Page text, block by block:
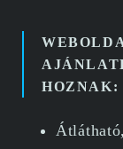
HOZNAK: